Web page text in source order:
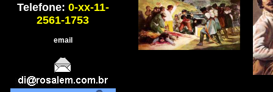
Telefone: 0-xx-11-
2561-1753
email